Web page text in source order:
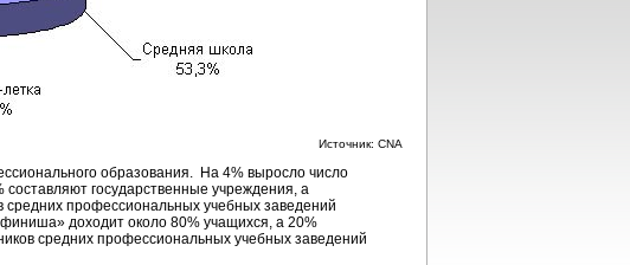
Источник: CNA
образования. На 4% выросло число
государственные учреждения, а
профессиональных учебных заведений
доходит около 80% учащихся, а 20%
средних профессиональных учебных заведений